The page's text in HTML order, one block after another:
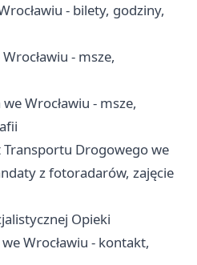
- bilety, godziny,
- msze,
Wrocławiu - msze,
Drogowego we
z fotoradarów, zajęcie
Opieki
Wrocławiu - kontakt,